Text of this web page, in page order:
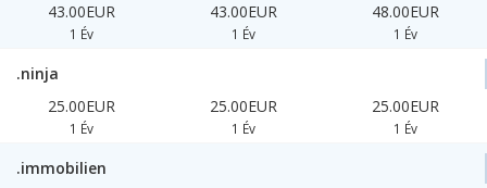
43.00EUR
1 Év
43.00EUR
1 Év
48.00EUR
1 Év
.ninja
25.00EUR
1 Év
25.00EUR
1 Év
25.00EUR
1 Év
.immobilien